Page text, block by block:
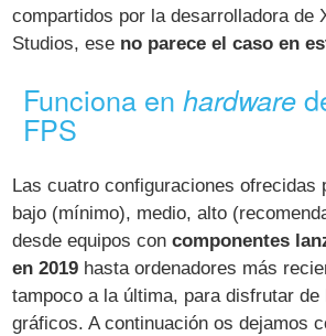
compartidos por la desarrolladora de
Studios, ese no parece el caso en
Funciona enhardware
FPS
Las cuatro configuraciones ofrecidas
bajo (mínimo), medio, alto
desde equipos concomponentes
en 2019 hasta ordenadores más
tampoco a la última, para disfrutar de
gráficos. A continuación os dejamos